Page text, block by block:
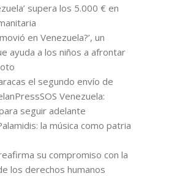
supera los 5.000 € en
en Venezuela?’, un
ayuda a los niños a afrontar
el segundo envío de
Venezuela:
seguir adelante
la música como patria
su compromiso con la
los derechos humanos